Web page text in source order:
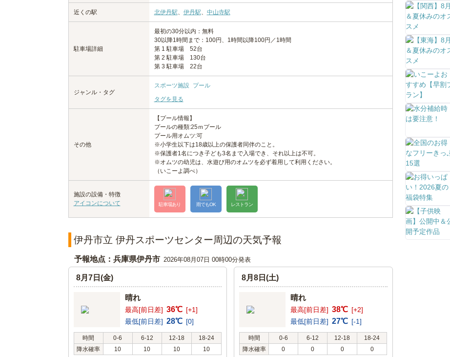
近くの駅 北伊丹駅、 伊丹駅、 中山寺駅
駐車場詳細
最初の30分以内：無料
30以降1時間まで：100円、1時間以降100円／1時間
第 1 駐車場 52台
第 2 駐車場 130台
第 3 駐車場 22台
ジャンル・タグ
スポーツ施設
プール
タグを見る
その他
【プール情報】
プールの種類:25ｍプール
プール用オムツ:可
※小学生以下は18歳以上の保護者同伴のこと。
※保護者1名につき子ども3名まで入場でき、それ以上は不可。
※オムツの幼児は、水遊び用のオムツを必ず着用して利用ください。
（いこーよ調べ）
施設の設備・特徴
アイコンについて
駐車場あり 雨でもOK レストラン
伊丹市立 伊丹スポーツセンター周辺の天気予報
予報地点：兵庫県伊丹市 2026年08月07日 00時00分発表
8月7日(金)
晴れ
最高[前日差] 36℃ [+1]
最低[前日差] 28℃ [0]
時間 0-6 6-12 12-18
18-24
降水確率
10 10 10 10
8月8日(土)
晴れ
最高[前日差] 38℃ [+2]
最低[前日差] 27℃ [-1]
時間 0-6 6-12 12-18
18-24
降水確率
0 0 0 0